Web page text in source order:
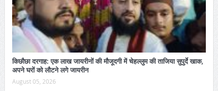
किछौछा दरगाह: एक लाख जायरीनों की मौजूदगी में चेहल्लुम की ताजिया सुपुर्दे खाक,
अपने घरों को लौटने लगे जायरीन
August 05, 2026